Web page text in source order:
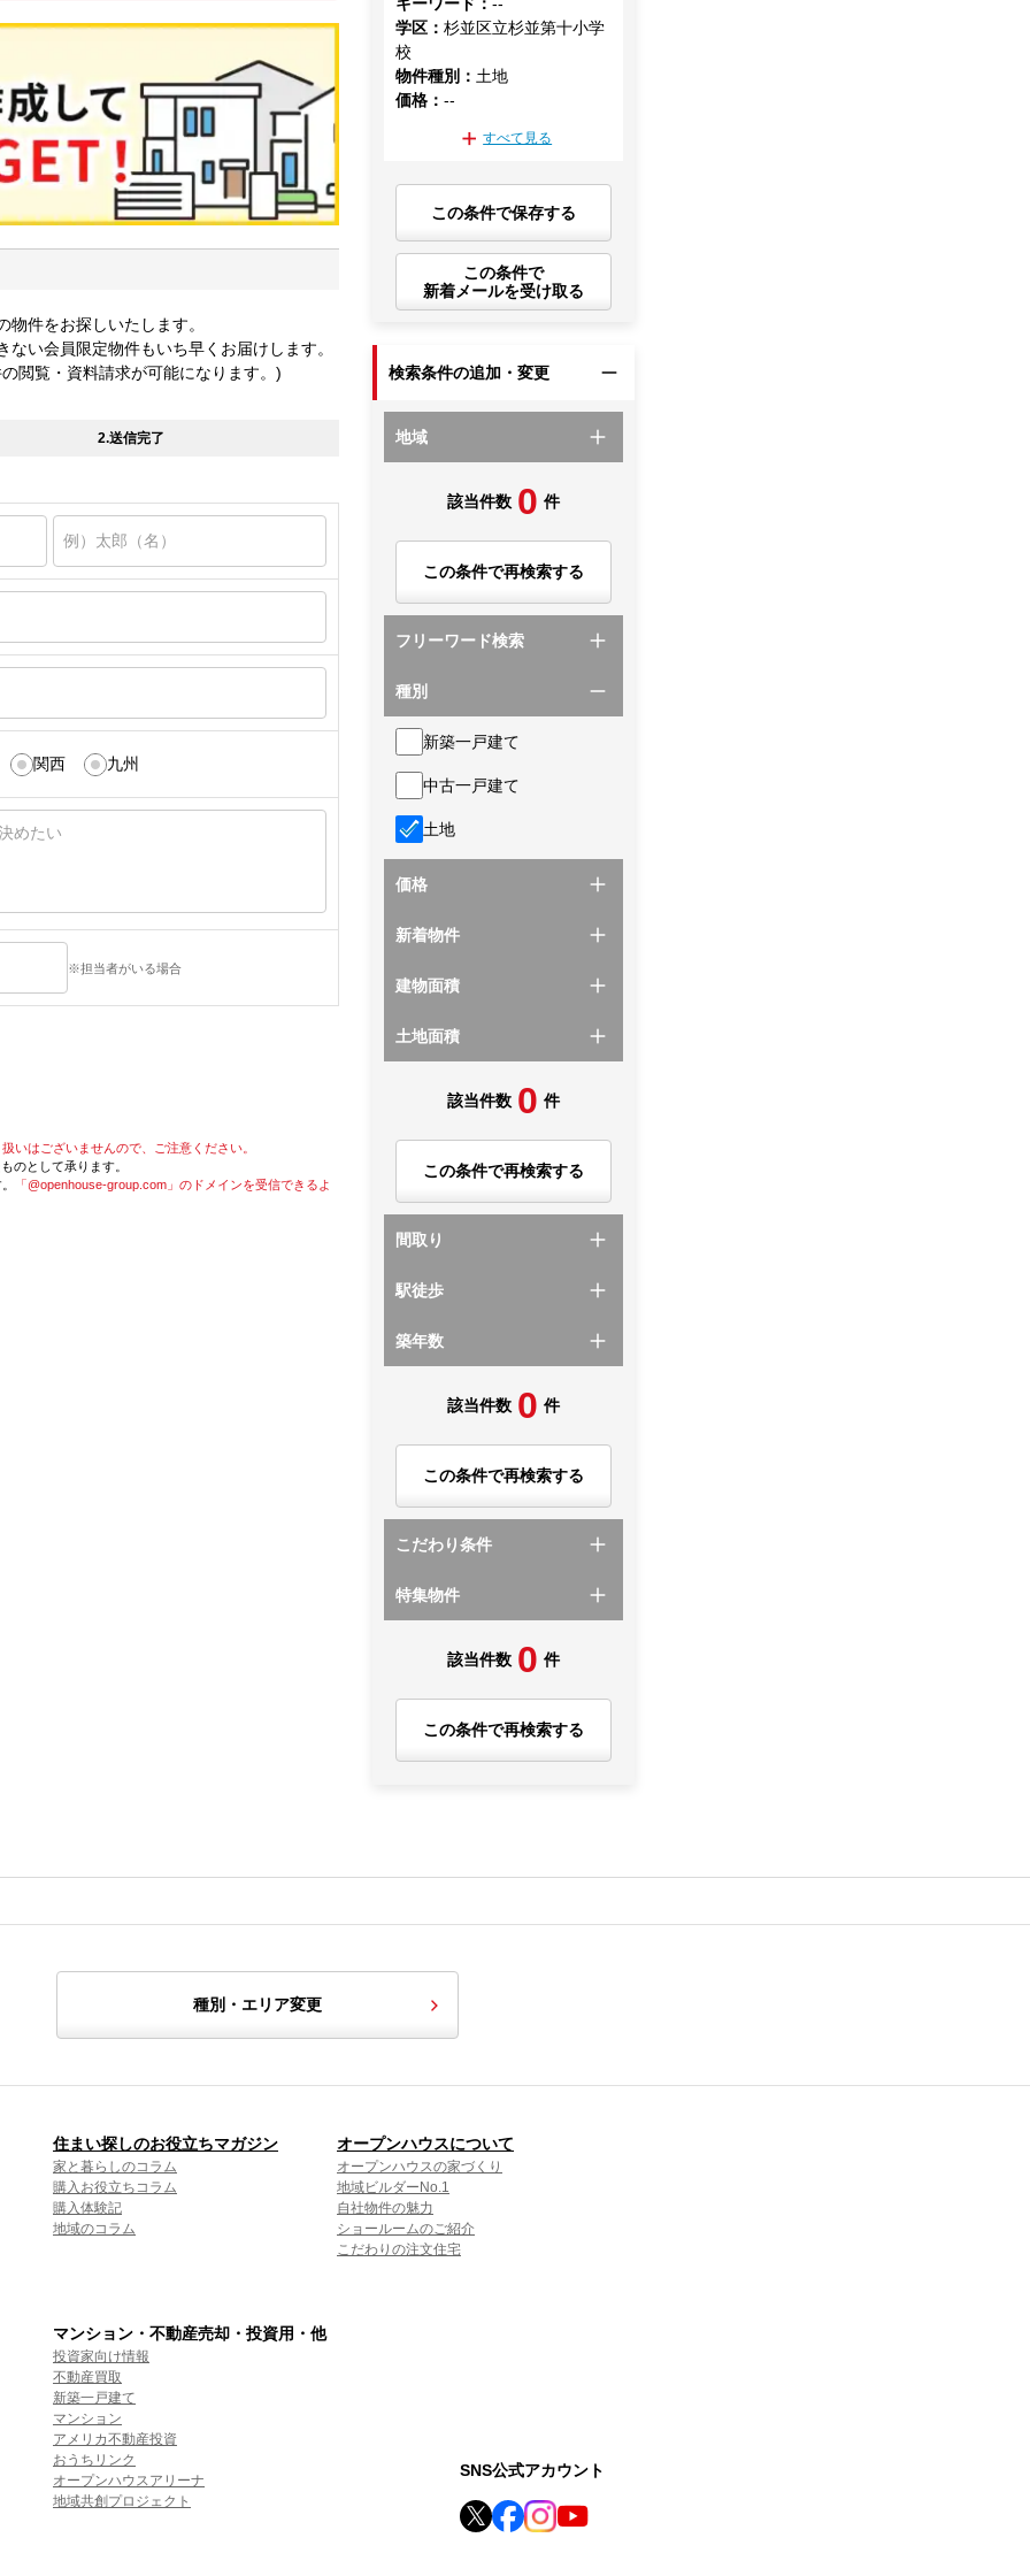
件をお探しいたします。
い会員限定物件もいち早くお届けします。
閲覧・資料請求が可能になります。)
2.送信完了
関西 九州
※担当者がいる場合
いはございませんので、ご注意ください。
のとして承ります。
「@openhouse-group.com」のドメインを受信できるよ
学区 ：杉並区立杉並第十小学
校
物件種別 ： 土地
価格 ：--
すべて見る
この条件で保存する
この条件で
新着メールを受け取る
検索条件の追加・変更
地域
該当件数 0 件
この条件で再検索する
フリーワード検索
種別
新築一戸建て
中古一戸建て
土地
価格
新着物件
建物面積
土地面積
該当件数 0 件
この条件で再検索する
間取り
駅徒歩
築年数
該当件数 0 件
この条件で再検索する
こだわり条件
特集物件
該当件数 0 件
この条件で再検索する
種別・エリア変更
住まい探しのお役立ちマガジン
家と暮らしのコラム
購入お役立ちコラム
購入体験記
地域のコラム
オープンハウスについて
オープンハウスの家づくり
地域ビルダーNo.1
自社物件の魅力
ショールームのご紹介
こだわりの注文住宅
マンション・不動産売却・投資用・他
投資家向け情報
不動産買取
新築一戸建て
マンション
アメリカ不動産投資
おうちリンク
オープンハウスアリーナ
地域共創プロジェクト
SNS公式アカウント